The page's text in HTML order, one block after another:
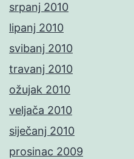
srpanj 2010
lipanj 2010
svibanj 2010
travanj 2010
ožujak 2010
veljača 2010
siječanj 2010
prosinac 2009